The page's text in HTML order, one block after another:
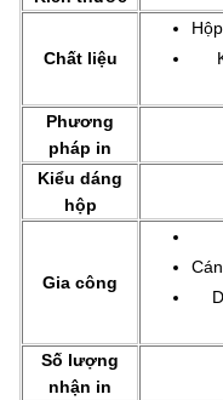
Chất liệu
Phương
pháp in
Kiểu dáng
hộp
Gia công
Số lượng
nhận in